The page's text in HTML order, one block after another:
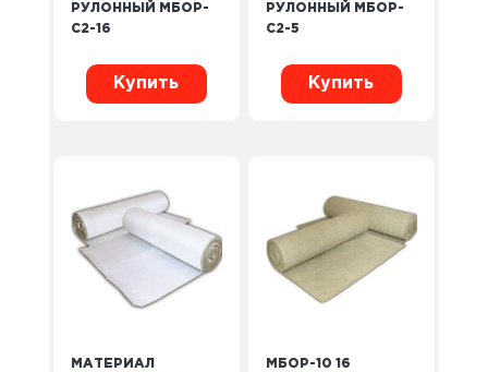
РУЛОННЫЙ МБОР-
С2-16
Купить
РУЛОННЫЙ МБОР-
С2-5
Купить
МАТЕРИАЛ
МБОР-10 16